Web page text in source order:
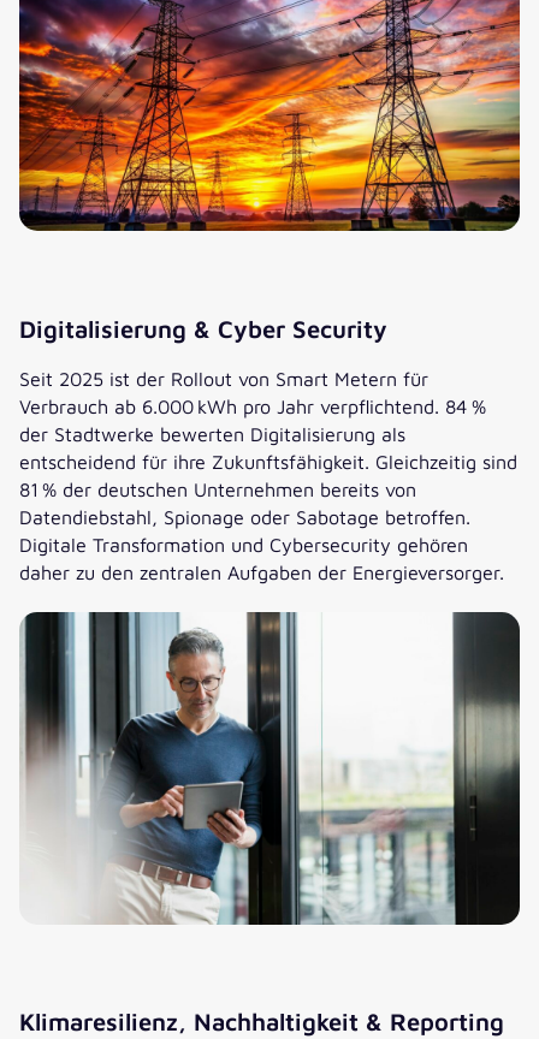
Digitalisierung & Cyber Security
Seit 2025 ist der Rollout von Smart Metern für
Verbrauch ab 6.000 kWh pro Jahr verpflichtend. 84 %
der Stadtwerke bewerten Digitalisierung als
entscheidend für ihre Zukunftsfähigkeit. Gleichzeitig sind
81 % der deutschen Unternehmen bereits von
Datendiebstahl, Spionage oder Sabotage betroffen.
Digitale Transformation und Cybersecurity gehören
daher zu den zentralen Aufgaben der Energieversorger.
Klimaresilienz, Nachhaltigkeit & Reporting